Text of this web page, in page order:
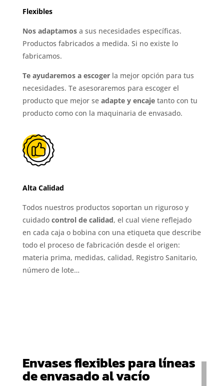
Flexibles
Nos adaptamosa sus necesidades específicas.
Productos fabricados a medida. Si no existe lo
fabricamos.
Te ayudaremos a escogerla mejor opción para tus
necesidades. Te asesoraremos para escoger el
producto que mejor seadapte y encajetanto con tu
producto como con la maquinaria de envasado.
Alta Calidad
Todos nuestros productos soportan un riguroso y
cuidado control de calidad, el cual viene reflejado
en cada caja o bobina con una etiqueta que describe
todo el proceso de fabricación desde el origen:
materia prima, medidas, calidad, Registro Sanitario,
número de lote…
Envases flexibles para líneas
de envasado al vacío